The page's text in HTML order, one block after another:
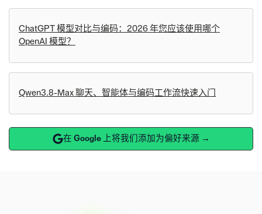
ChatGPT 模型对比与编码：2026 年您应该使用哪个
OpenAI 模型？
Qwen3.8-Max 聊天、智能体与编码工作流快速入门
在 Google 上将我们添加为偏好来源 →